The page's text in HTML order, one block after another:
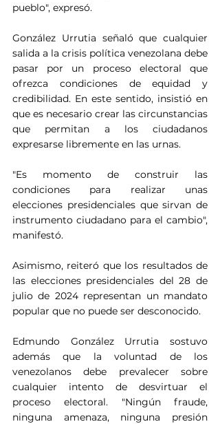
pueblo", expresó.
González Urrutia señaló que cualquier
salida a la crisis política venezolana debe
pasar por un proceso electoral que
ofrezca condiciones de equidad y
credibilidad. En este sentido, insistió en
que es necesario crear las circunstancias
que permitan a los ciudadanos
expresarse libremente en las urnas.
"Es momento de construir las
condiciones para realizar unas
elecciones presidenciales que sirvan de
instrumento ciudadano para el cambio",
manifestó.
Asimismo, reiteró que los resultados de
las elecciones presidenciales del 28 de
julio de 2024 representan un mandato
popular que no puede ser desconocido.
Edmundo González Urrutia sostuvo
además que la voluntad de los
venezolanos debe prevalecer sobre
cualquier intento de desvirtuar el
proceso electoral. "Ningún fraude,
ninguna amenaza, ninguna presión